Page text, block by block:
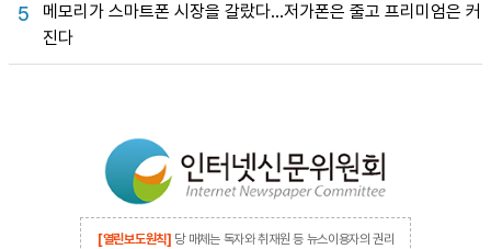
5
메모리가 스마트폰 시장을 갈랐다…저가폰은 줄고 프리미엄은 커
진다
[열린보도원칙] 당 매체는 독자와 취재원 등 뉴스이용자의 권리